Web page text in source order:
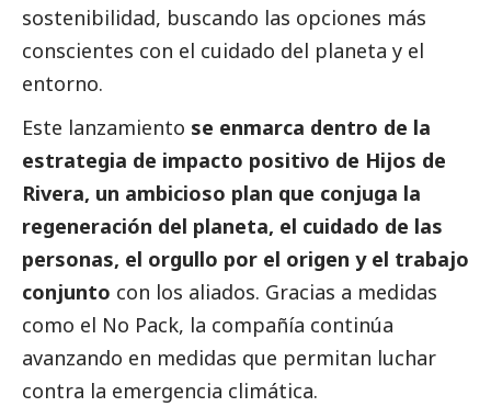
sostenibilidad, buscando las opciones más
conscientes con el cuidado del planeta y el
entorno.
Este lanzamiento se enmarca dentro de la
estrategia de impacto positivo de Hijos de
Rivera, un ambicioso plan que conjuga la
regeneración del planeta, el cuidado de las
personas, el orgullo por el origen y el trabajo
conjunto con los aliados. Gracias a medidas
como el No Pack, la compañía continúa
avanzando en medidas que permitan luchar
contra la emergencia climática.